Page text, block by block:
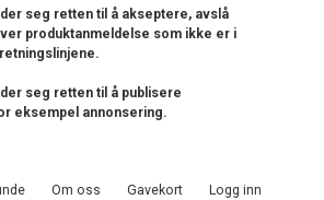
seg retten til å akseptere, avslå
produktanmeldelse som ikke er i
seg retten til å publisere
eksempel annonsering.
Om oss Gavekort Logg inn